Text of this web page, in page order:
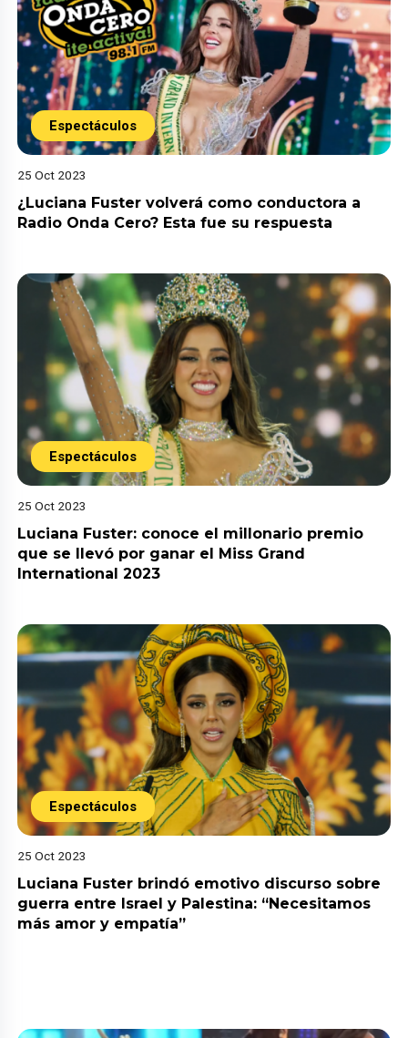
Espectáculos
25 Oct 2023
¿Luciana Fuster volverá como conductora a
Radio Onda Cero? Esta fue su respuesta
Espectáculos
25 Oct 2023
Luciana Fuster: conoce el millonario premio
que se llevó por ganar el Miss Grand
International 2023
Espectáculos
25 Oct 2023
Luciana Fuster brindó emotivo discurso sobre
guerra entre Israel y Palestina: “Necesitamos
más amor y empatía”